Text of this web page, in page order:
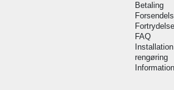
Betaling
FAQ
rengøring
Information